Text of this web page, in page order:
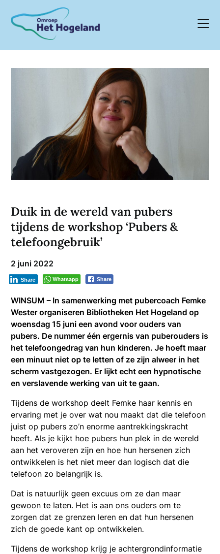
content
Duik in de wereld van pubers
tijdens de workshop ‘Pubers &
telefoongebruik’
2 juni 2022
Whatsapp Share
Share
WINSUM – In samenwerking met pubercoach Femke
Wester organiseren Bibliotheken Het Hogeland op
woensdag 15 juni een avond voor ouders van
pubers. De nummer één ergernis van puberouders is
het telefoongedrag van hun kinderen. Je hoeft maar
een minuut niet op te letten of ze zijn alweer in het
scherm vastgezogen. Er lijkt echt een hypnotische
en verslavende werking van uit te gaan.
Tijdens de workshop deelt Femke haar kennis en
ervaring met je over wat nou maakt dat die telefoon
juist op pubers zo’n enorme aantrekkingskracht
heeft. Als je kijkt hoe pubers hun plek in de wereld
aan het veroveren zijn en hoe hun hersenen zich
ontwikkelen is het niet meer dan logisch dat die
telefoon zo belangrijk is.
Dat is natuurlijk geen excuus om ze dan maar
gewoon te laten. Het is aan ons ouders om te
zorgen dat ze grenzen leren en dat hun hersenen
zich de goede kant op ontwikkelen.
Tijdens de workshop krijg je achtergrondinformatie